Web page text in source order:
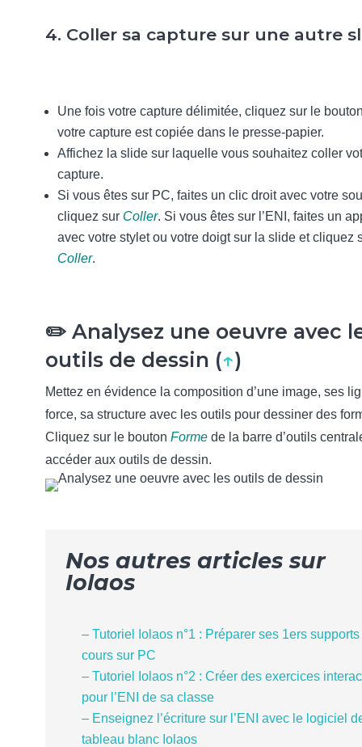
4. Coller sa capture sur une autre
Une fois votre capture délimitée, cliquez sur le
votre capture est copiée dans le presse-papier.
Affichez la slide sur laquelle vous souhaitez coller
capture.
Si vous êtes sur PC, faites un clic droit avec votre
cliquez sur Coller. Si vous êtes sur l’ENI, faites un
avec votre stylet ou votre doigt sur la slide et cliquez
Coller.
✏️ Analysez une oeuvre avec
outils de dessin (↑)
Mettez en évidence la composition d’une image, ses
force, sa structure avec les outils pour dessiner des
Cliquez sur le bouton Forme de la barre d’outils
accéder aux outils de dessin.
Nos autres articles sur
Iolaos
– Tutoriel Iolaos n°1 : Préparer ses 1ers
cours sur PC
– Tutoriel Iolaos n°2 : Créer des exercices
pour l’ENI de sa classe
– Enseignez l’écriture sur l’ENI avec le logiciel
tableau blanc Iolaos